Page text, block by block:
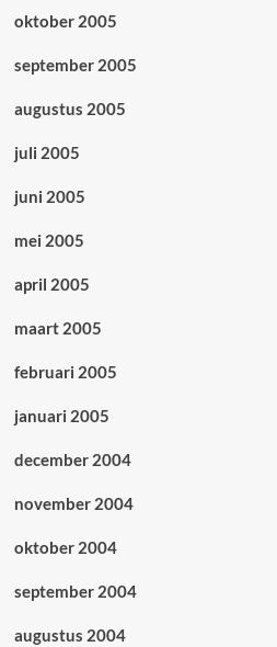
oktober 2005
september 2005
augustus 2005
juli 2005
juni 2005
mei 2005
april 2005
maart 2005
februari 2005
januari 2005
december 2004
november 2004
oktober 2004
september 2004
augustus 2004